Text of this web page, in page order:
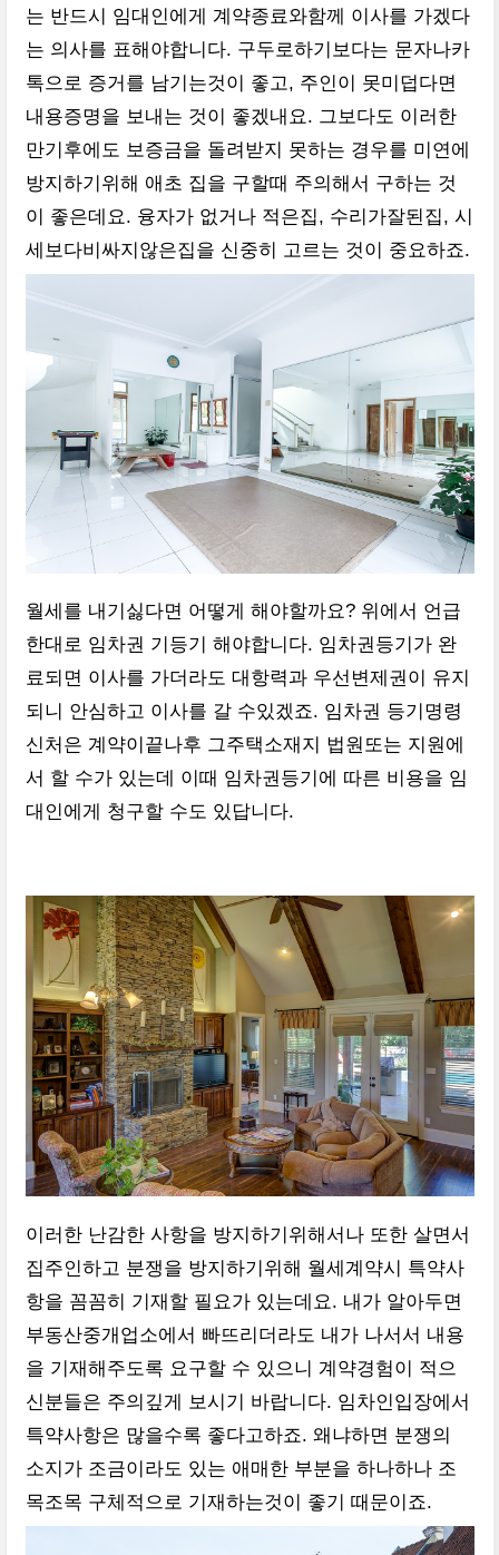
는 반드시 임대인에게 계약종료와함께 이사를 가겠다
는 의사를 표해야합니다. 구두로하기보다는 문자나카
톡으로 증거를 남기는것이 좋고, 주인이 못미덥다면
내용증명을 보내는 것이 좋겠내요. 그보다도 이러한
만기후에도 보증금을 돌려받지 못하는 경우를 미연에
방지하기위해 애초 집을 구할때 주의해서 구하는 것
이 좋은데요. 융자가 없거나 적은집, 수리가잘된집, 시
세보다비싸지않은집을 신중히 고르는 것이 중요하죠.
월세를 내기싫다면 어떻게 해야할까요? 위에서 언급
한대로 임차권 기등기 해야합니다. 임차권등기가 완
료되면 이사를 가더라도 대항력과 우선변제권이 유지
되니 안심하고 이사를 갈 수있겠죠. 임차권 등기명령
신처은 계약이끝나후 그주택소재지 법원또는 지원에
서 할 수가 있는데 이때 임차권등기에 따른 비용을 임
대인에게 청구할 수도 있답니다.
이러한 난감한 사항을 방지하기위해서나 또한 살면서
집주인하고 분쟁을 방지하기위해 월세계약시 특약사
항을 꼼꼼히 기재할 필요가 있는데요. 내가 알아두면
부동산중개업소에서 빠뜨리더라도 내가 나서서 내용
을 기재해주도록 요구할 수 있으니 계약경험이 적으
신분들은 주의깊게 보시기 바랍니다. 임차인입장에서
특약사항은 많을수록 좋다고하죠. 왜냐하면 분쟁의
소지가 조금이라도 있는 애매한 부분을 하나하나 조
목조목 구체적으로 기재하는것이 좋기 때문이죠.